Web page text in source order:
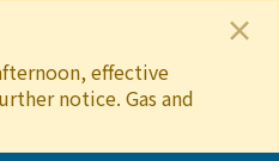
effective
notice. Gas and
×